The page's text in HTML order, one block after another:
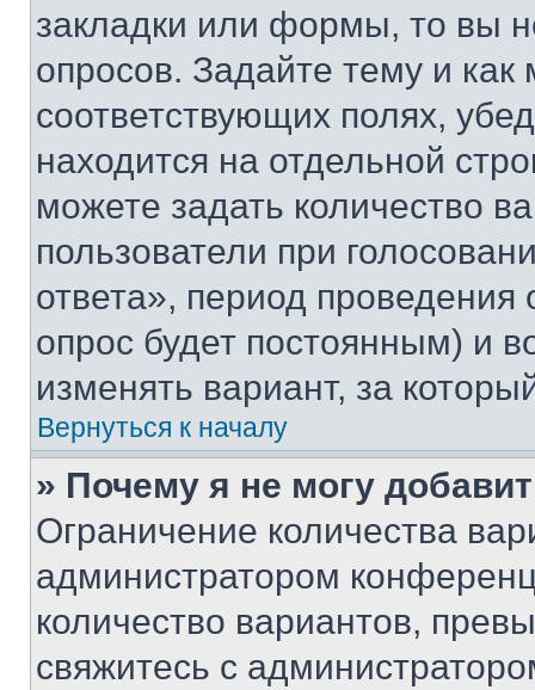
закладки или формы, то вы
опросов. Задайте тему и
соответствующих полях,
находится на отдельной
можете задать количество
пользователи при
ответа», период проведения
опрос будет постоянным) и
изменять вариант, за
Вернуться к началу
» Почему я не могу
Ограничение количества
администратором
количество вариантов,
свяжитесь с